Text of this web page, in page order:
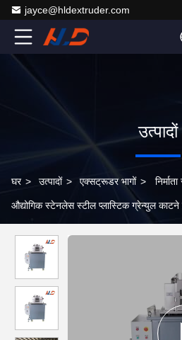
jayce@hldextruder.com
उत्पादों
घर > उत्पादों > एक्सट्रूडर भागों >
औद्योगिक स्टेनलेस स्टील प्लास्टिक ग्रेन्युल